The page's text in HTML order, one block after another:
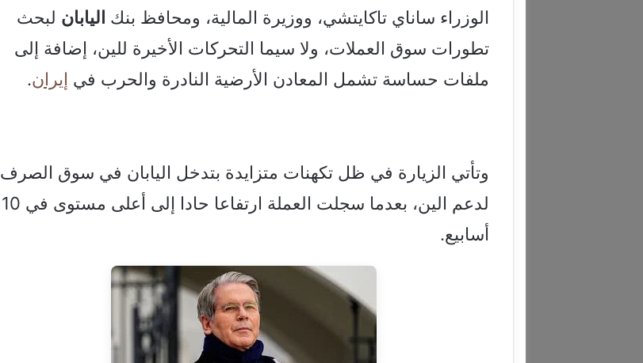
الوزراء ساناي تاكايتشي، ووزيرة المالية، ومحافظ بنك اليابان لبحث
تطورات سوق العملات، ولا سيما التحركات الأخيرة للين، إضافة إلى
ملفات حساسة تشمل المعادن الأرضية النادرة والحرب في إيران.
وتأتي الزيارة في ظل تكهنات متزايدة بتدخل اليابان في سوق الصرف
لدعم الين، بعدما سجلت العملة ارتفاعا حادا إلى أعلى مستوى في 10
أسابيع.